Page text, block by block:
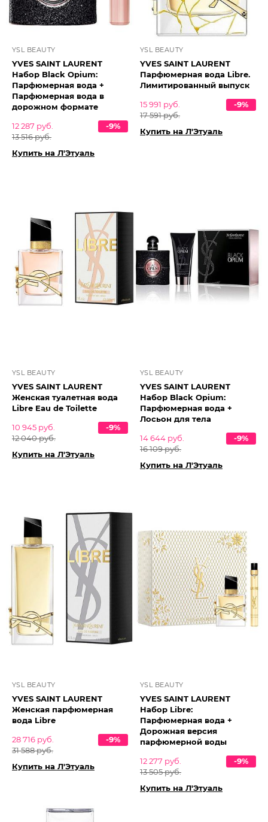
YSL BEAUTY
YVES SAINT LAURENT
Набор Black Opium:
Парфюмерная вода +
Парфюмерная вода в
дорожном формате
12 287 руб.
13 516 руб.
-9%
Купить на Л'Этуаль
YSL BEAUTY
YVES SAINT LAURENT
Парфюмерная вода Libre.
Лимитированный выпуск
15 991 руб.
17 591 руб.
-9%
Купить на Л'Этуаль
YSL BEAUTY
YVES SAINT LAURENT
Женская туалетная вода
Libre Eau de Toilette
10 945 руб.
12 040 руб.
-9%
Купить на Л'Этуаль
YSL BEAUTY
YVES SAINT LAURENT
Набор Black Opium:
Парфюмерная вода +
Лосьон для тела
14 644 руб.
16 109 руб.
-9%
Купить на Л'Этуаль
YSL BEAUTY
YVES SAINT LAURENT
Женская парфюмерная
вода Libre
28 716 руб.
31 588 руб.
-9%
Купить на Л'Этуаль
YSL BEAUTY
YVES SAINT LAURENT
Набор Libre:
Парфюмерная вода +
Дорожная версия
парфюмерной воды
12 277 руб.
13 505 руб.
-9%
Купить на Л'Этуаль